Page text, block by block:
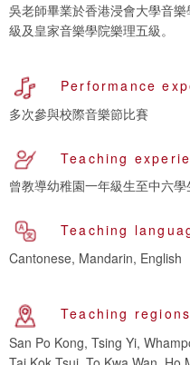
吳老師畢業於香港浸會大學音
級及皇家音樂學院樂理五級。
Performance
多次參與校際音樂節比賽
Teaching
曾教導幼稚園一年級生至中六學
Teaching
Cantonese, Mandarin, English
Teaching regions
San Po Kong, Tsing Yi,